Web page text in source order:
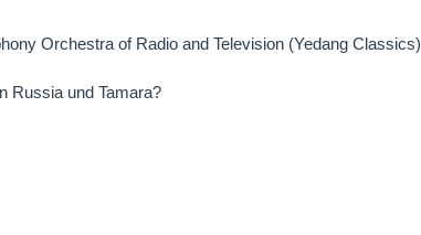
Orchestra of Radio and Television (Yedang Classics)
Russia und Tamara?